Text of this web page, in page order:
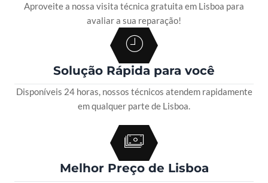
Aproveite a nossa visita técnica gratuita em Lisboa para
avaliar a sua reparação!
Solução Rápida para você
Disponíveis 24 horas, nossos técnicos atendem rapidamente
em qualquer parte de Lisboa.
Melhor Preço de Lisboa